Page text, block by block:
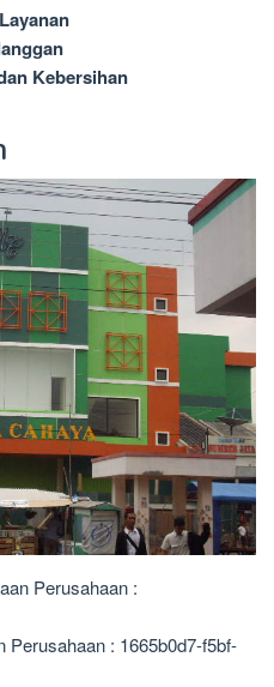
Kebersihan
Perusahaan :
Perusahaan : 1665b0d7-f5bf-